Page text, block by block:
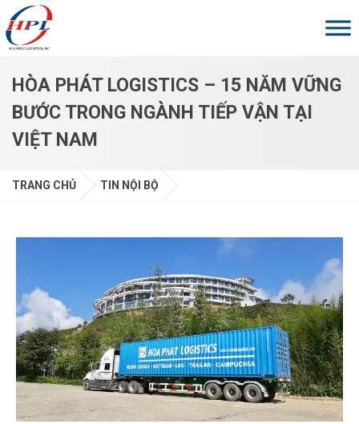
Skip to main content
HÒA PHÁT LOGISTICS – 15 NĂM VỮNG
BƯỚC TRONG NGÀNH TIẾP VẬN TẠI
VIỆT NAM
TRANG CHỦ TIN NỘI BỘ